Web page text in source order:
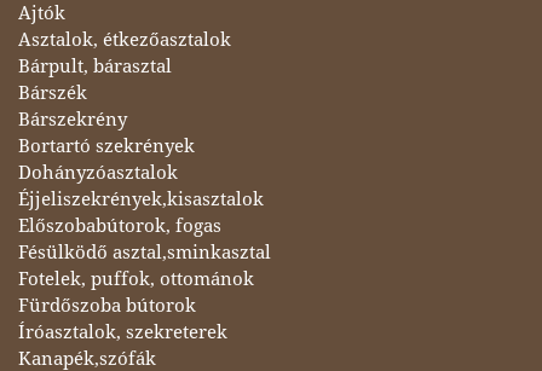
Ajtók
Asztalok, étkezőasztalok
Bárpult, bárasztal
Bárszék
Bárszekrény
Bortartó szekrények
Dohányzóasztalok
Éjjeliszekrények,kisasztalok
Előszobabútorok, fogas
Fésülködő asztal,sminkasztal
Fotelek, puffok, ottománok
Fürdőszoba bútorok
Íróasztalok, szekreterek
Kanapék,szófák